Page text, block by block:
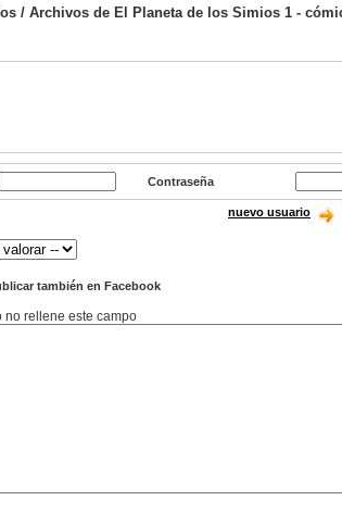
/ Archivos de El Planeta de los Simios 1 -
Contraseña
nuevo usuario
también en Facebook
no rellene este campo